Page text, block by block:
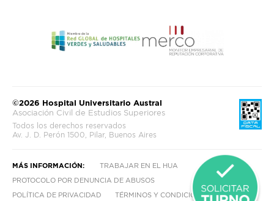
©2026 Hospital Universitario Austral
Asociación Civil de Estudios Superiores
Todos los derechos reservados
Av. J. D. Perón 1500, Pilar, Buenos Aires
MÁS INFORMACIÓN: TRABAJAR EN EL HUA
PROTOCOLO POR DENUNCIA DE ABUSOS
POLÍTICA DE PRIVACIDAD TÉRMINOS Y CONDICIONES